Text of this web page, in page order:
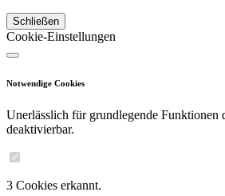
Schließen
Cookie-Einstellungen
Notwendige Cookies
Unerlässlich für grundlegende Funktionen
deaktivierbar.
3 Cookies erkannt.